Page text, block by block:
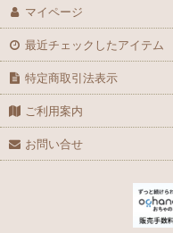
マイページ
最近チェックしたアイテム
特定商取引法表示
ご利用案内
お問い合せ